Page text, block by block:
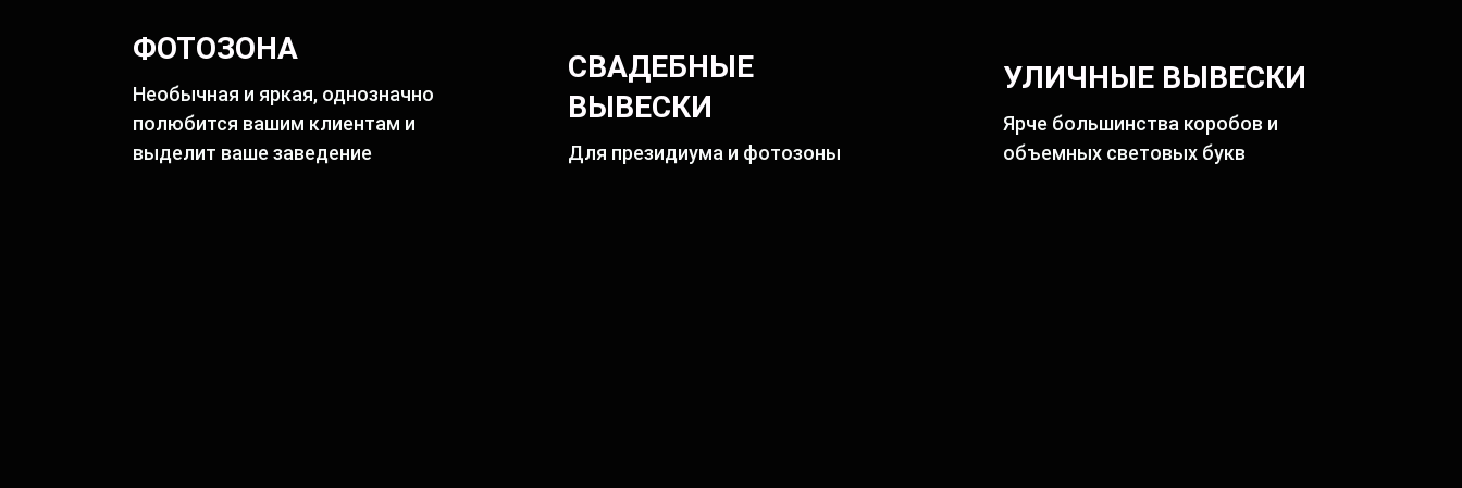
ФОТОЗОНА
Необычная и яркая, однозначно
полюбится вашим клиентам и
выделит ваше заведение
СВАДЕБНЫЕ
ВЫВЕСКИ
Для президиума и фотозоны
УЛИЧНЫЕ ВЫВЕСКИ
Ярче большинства коробов и
объемных световых букв